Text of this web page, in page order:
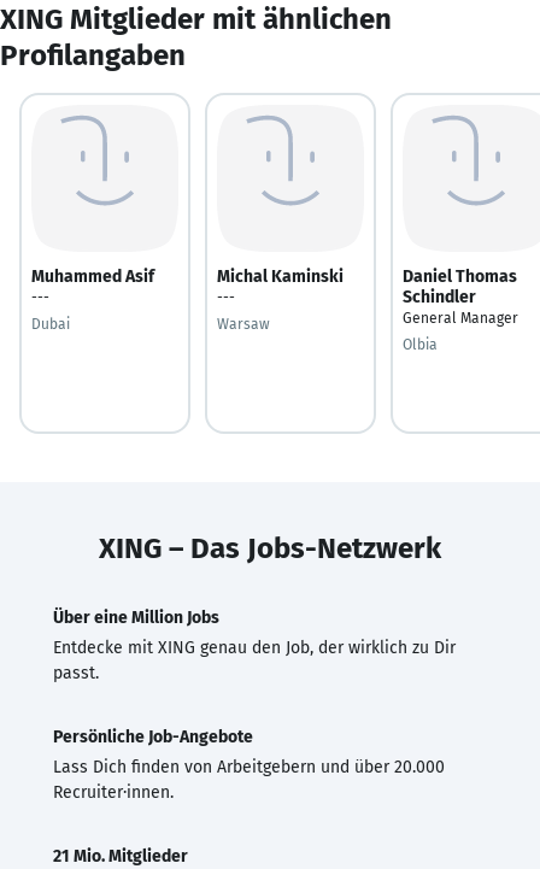
XING Mitglieder mit ähnlichen
Profilangaben
Muhammed Asif
---
Dubai
Michal Kaminski
---
Warsaw
Daniel Thomas
Schindler
General Manager
Olbia
XING – Das Jobs-Netzwerk
Über eine Million Jobs
Entdecke mit XING genau den Job, der wirklich zu Dir
passt.
Persönliche Job-Angebote
Lass Dich finden von Arbeitgebern und über 20.000
Recruiter·innen.
21 Mio. Mitglieder